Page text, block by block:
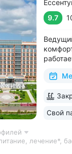
9.7
с
есть
Свой
лечение*,